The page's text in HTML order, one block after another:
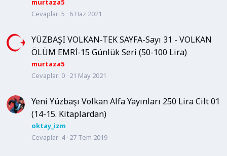
murtaza5
Cevaplar 5 6 Haz 2021
YÜZBAŞI VOLKAN-TEK SAYFA-Sayı 31 - VOLKAN
ÖLÜM EMRİ-15 Günlük Seri (50-100 Lira)
murtaza5
Cevaplar 0 21 May 2021
Yeni Yüzbaşı Volkan Alfa Yayınları 250 Lira Cilt 01
(14-15. Kitaplardan)
oktay_izm
Cevaplar 4 27 Tem 2019